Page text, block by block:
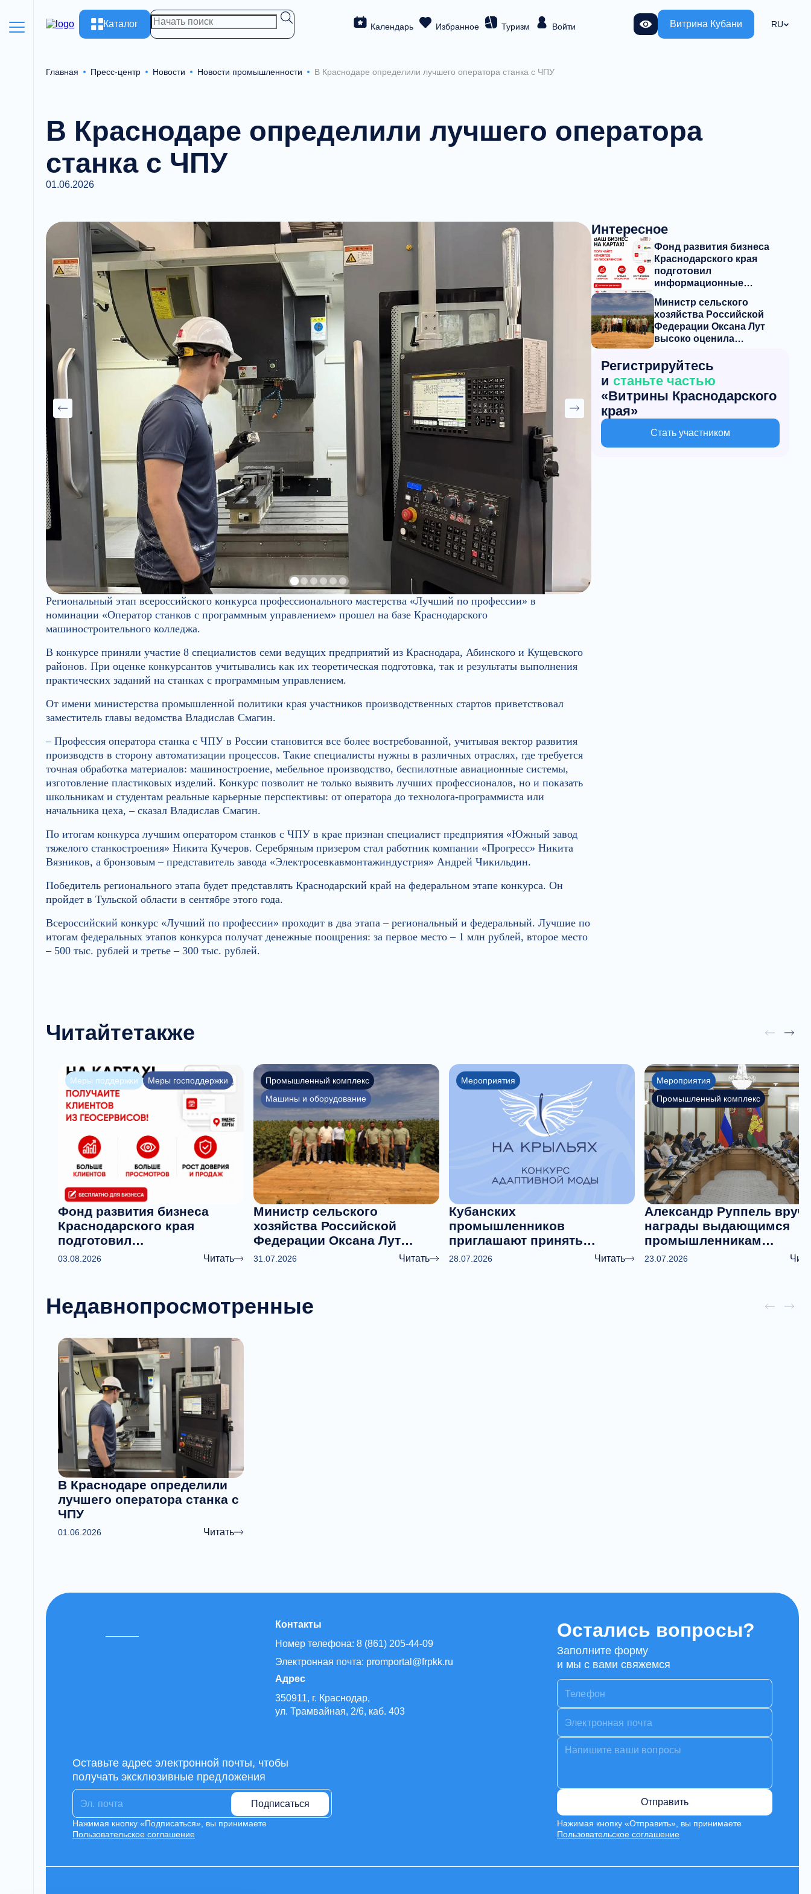
Каталог Календарь Избранное Туризм Войти Витрина Кубани RU
Главная Пресс-центр Новости Новости промышленности В Краснодаре определили лучшего оператора станка с ЧПУ
В Краснодаре определили лучшего оператора
станка с ЧПУ
01.06.2026
Региональный этап всероссийского конкурса профессионального мастерства «Лучший по профессии» в
номинации «Оператор станков с программным управлением» прошел на базе Краснодарского
машиностроительного колледжа.
В конкурсе приняли участие 8 специалистов семи ведущих предприятий из Краснодара, Абинского и Кущевского
районов. При оценке конкурсантов учитывались как их теоретическая подготовка, так и результаты выполнения
практических заданий на станках с программным управлением.
От имени министерства промышленной политики края участников производственных стартов приветствовал
заместитель главы ведомства Владислав Смагин.
– Профессия оператора станка с ЧПУ в России становится все более востребованной, учитывая вектор развития
производств в сторону автоматизации процессов. Такие специалисты нужны в различных отраслях, где требуется
точная обработка материалов: машиностроение, мебельное производство, беспилотные авиационные системы,
изготовление пластиковых изделий. Конкурс позволит не только выявить лучших профессионалов, но и показать
школьникам и студентам реальные карьерные перспективы: от оператора до технолога‑программиста или
начальника цеха, – сказал Владислав Смагин.
По итогам конкурса лучшим оператором станков с ЧПУ в крае признан специалист предприятия «Южный завод
тяжелого станкостроения» Никита Кучеров. Серебряным призером стал работник компании «Прогресс» Никита
Вязников, а бронзовым – представитель завода «Электросевкавмонтажиндустрия» Андрей Чикильдин.
Победитель регионального этапа будет представлять Краснодарский край на федеральном этапе конкурса. Он
пройдет в Тульской области в сентябре этого года.
Всероссийский конкурс «Лучший по профессии» проходит в два этапа – региональный и федеральный. Лучшие по
итогам федеральных этапов конкурса получат денежные поощрения: за первое место – 1 млн рублей, второе место
– 500 тыс. рублей и третье – 300 тыс. рублей.
Интересное
Фонд развития бизнеса
Краснодарского края
подготовил
информационные
поддержки
предпринимателей
Министр сельского
хозяйства Российской
Федерации Оксана Лут
высоко оценила
агродрона «Пчела»
Регистрируйтесь
и станьте частью
«Витрины Краснодарского
края»
Стать участником
Читайтетакже
Меры поддержки Меры господдержки
Фонд развития бизнеса
Краснодарского края
подготовил
информационные
предпринимателей
03.08.2026 Читать
Промышленный комплекс
Машины и оборудование
Министр сельского
хозяйства Российской
Федерации Оксана Лут
высоко оценила
31.07.2026 Читать
Мероприятия
Кубанских
промышленников
приглашают принять
участие в международном
28.07.2026 Читать
Мероприятия
Промышленный комплекс
Александр Руппель
награды выдающимся
промышленникам
Краснодарского края
23.07.2026
Недавнопросмотренные
В Краснодаре определили
лучшего оператора станка с
ЧПУ
01.06.2026 Читать
Контакты
Номер телефона: 8 (861) 205-44-09
Электронная почта: promportal@frpkk.ru
Адрес
350911, г. Краснодар,
ул. Трамвайная, 2/6, каб. 403
Остались вопросы?
Заполните форму
и мы с вами свяжемся
Отправить
Нажимая кнопку «Отправить», вы принимаете
Пользовательское соглашение
Оставьте адрес электронной почты, чтобы
получать эксклюзивные предложения
Подписаться
Нажимая кнопку «Подписаться», вы принимаете
Пользовательское соглашение